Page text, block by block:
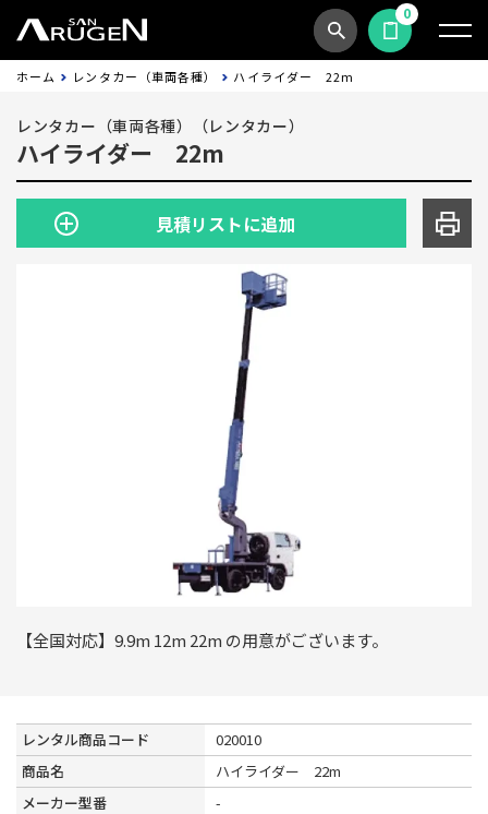
商品検索見積依頼する
0
ホーム レンタカー（車両各種） ハイライダー 22m
レンタカー（車両各種）（レンタカー）
ハイライダー 22m
見積リストに追加
【全国対応】9.9m 12m 22m の用意がございます。
レンタル商品コード
020010
商品名
ハイライダー 22m
メーカー型番
-